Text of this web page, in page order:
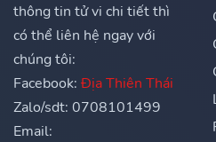
thông tin tử vi chi tiết thì
có thể liên hệ ngay với
chúng tôi:
Facebook: Địa Thiên Thái
Zalo/sdt: 0708101499
Email: